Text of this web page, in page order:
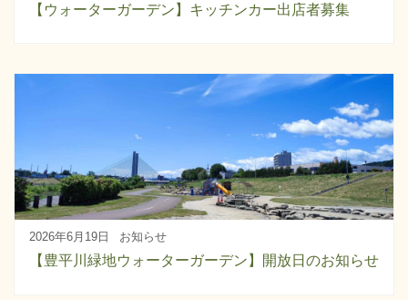
【ウォーターガーデン】キッチンカー出店者募集
2026年6月19日 お知らせ
【豊平川緑地ウォーターガーデン】開放日のお知らせ